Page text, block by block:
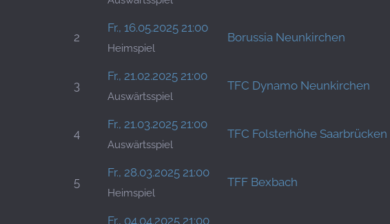
2
Fr., 16.05.2025 21:00
Heimspiel
Borussia Neunkirchen
3
Fr., 21.02.2025 21:00
Auswärtsspiel
TFC Dynamo Neunkirchen
4
Fr., 21.03.2025 21:00
Auswärtsspiel
TFC Folsterhöhe Saarbrücken
5
Fr., 28.03.2025 21:00
Heimspiel
TFF Bexbach
Fr., 04.04.2025 21:00